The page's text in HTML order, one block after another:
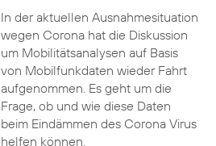
In der aktuellen Ausnahmesituation
wegen Corona hat die Diskussion
um Mobilitätsanalysen auf Basis
von Mobilfunkdaten wieder Fahrt
aufgenommen. Es geht um die
Frage, ob und wie diese Daten
beim Eindämmen des Corona Virus
helfen können.